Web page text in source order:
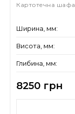
Картотечна шафа
Ширина, мм:
Висота, мм:
Глибина, мм:
8250 грн